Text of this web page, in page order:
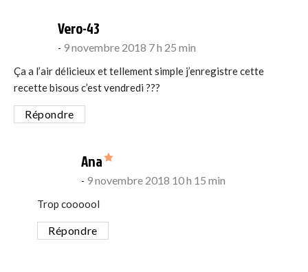
Vero-43
9 novembre 2018 7 h 25 min
Ça a l’air délicieux et tellement simple j’enregistre cette
recette bisous c’est vendredi ???
Répondre
Ana says:
9 novembre 2018 10 h 15 min
Trop coooool
Répondre